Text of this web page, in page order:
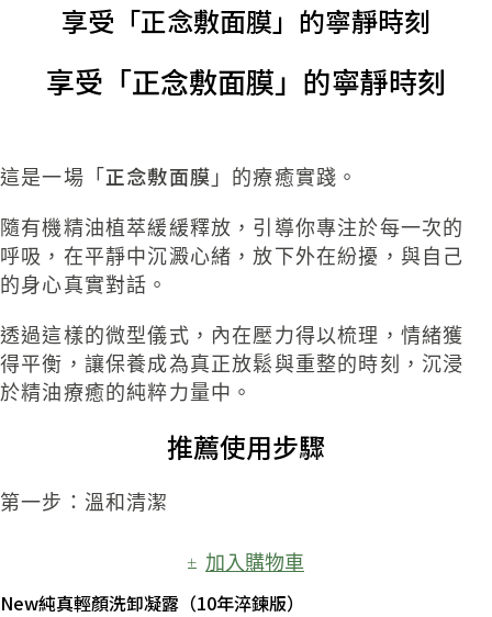
享受「正念敷面膜」的寧靜時刻​
享受「正念敷面膜」的寧靜時刻​
​這是一場「 正念敷面膜 」的療癒實踐。
隨有機精油植萃緩緩釋放，引導你專注於每一次的
呼吸，在平靜中沉澱心緒，放下外在紛擾，與自己
的身心真實對話。
透過這樣的微型儀式，內在壓力得以梳理，情緒獲
得平衡，讓保養成為真正放鬆與重整的時刻，沉浸
於精油療癒的純粹力量中。
推薦使用步驟
第一步：溫和清潔
加入購物車
New純真輕顏洗卸凝露（10年淬鍊版）